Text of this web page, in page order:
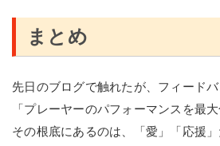
まとめ
先日のブログで触れたが、フィードバ
「プレーヤーのパフォーマンスを最
その根底にあるのは、「愛」「応援」